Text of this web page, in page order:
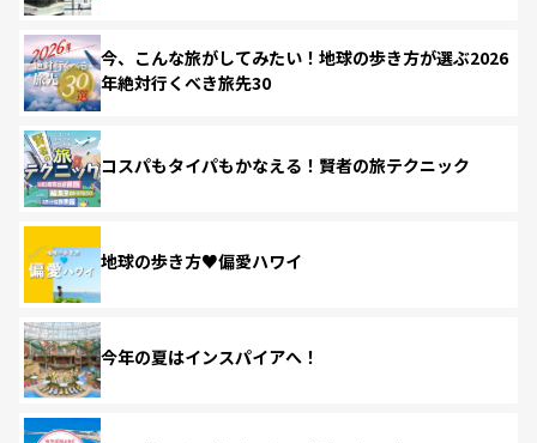
今、こんな旅がしてみたい！地球の歩き方が選ぶ2026
年絶対行くべき旅先30
コスパもタイパもかなえる！賢者の旅テクニック
地球の歩き方♥偏愛ハワイ
今年の夏はインスパイアへ！